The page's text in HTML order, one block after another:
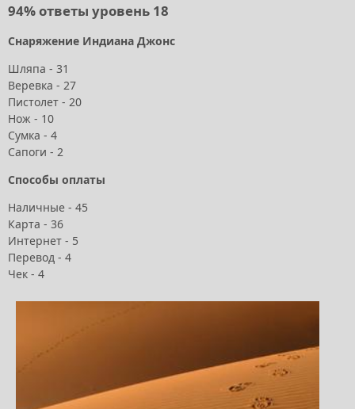
94% ответы уровень 18
Снаряжение Индиана Джонс
Шляпа - 31
Веревка - 27
Пистолет - 20
Нож - 10
Сумка - 4
Сапоги - 2
Способы оплаты
Наличные - 45
Карта - 36
Интернет - 5
Перевод - 4
Чек - 4